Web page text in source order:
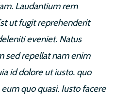
Laudantium rem
ut fugit reprehenderit
eveniet. Natus
sed repellat nam enim
id dolore ut iusto. quo
quo quasi. Iusto facere